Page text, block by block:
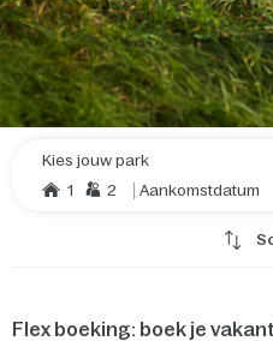
Kies jouw park
1
2 Aankomstdatum
Flex boeking: boek je